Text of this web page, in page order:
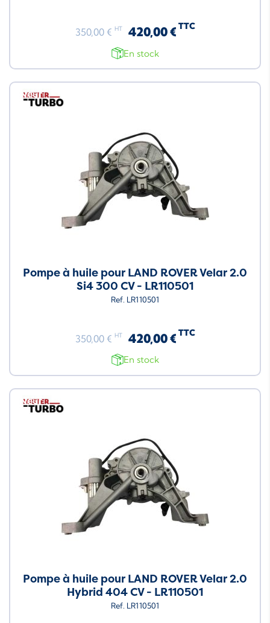
350,00 € HT 420,00 € TTC
En stock
Neuf
Pompe à huile pour LAND ROVER Velar 2.0
Si4 300 CV - LR110501
Ref. LR110501
350,00 € HT 420,00 € TTC
En stock
Neuf
Pompe à huile pour LAND ROVER Velar 2.0
Hybrid 404 CV - LR110501
Ref. LR110501